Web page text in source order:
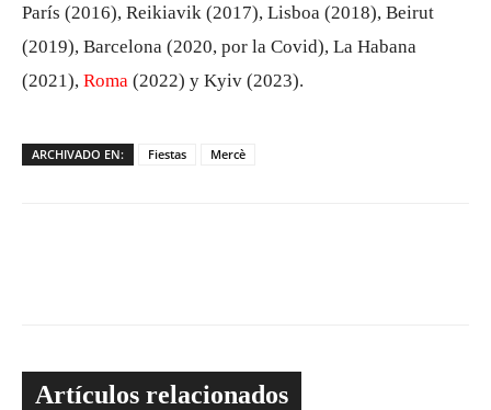
París (2016), Reikiavik (2017), Lisboa (2018), Beirut
(2019), Barcelona (2020, por la Covid), La Habana
(2021), Roma (2022) y Kyiv (2023).
ARCHIVADO EN: Fiestas Mercè
Artículos relacionados